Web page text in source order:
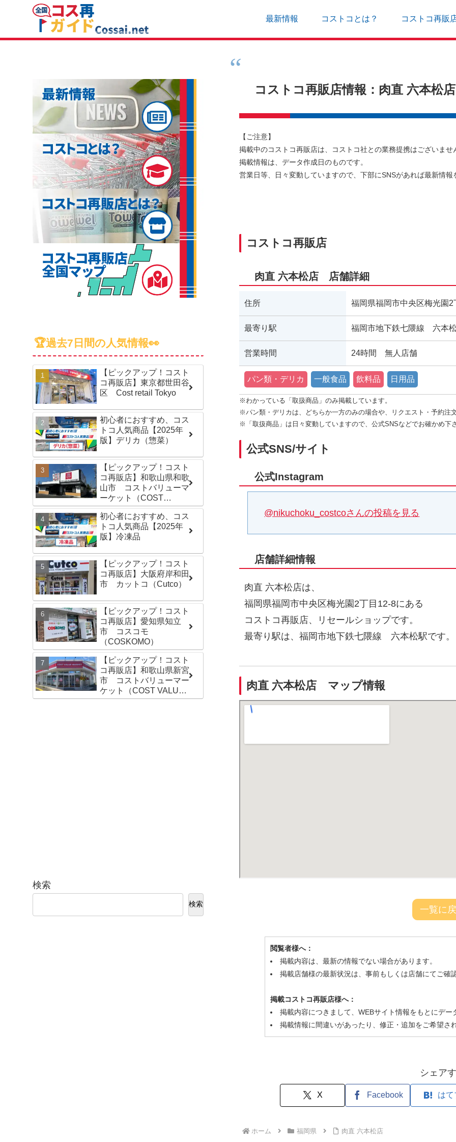
最新情報 コストコとは？ コストコ再販
コストコ再販店情報：肉直 六本松
【ご注意】
掲載中のコストコ再販店は、コストコ社との業務提携はございませ
掲載情報は、データ作成日のものです。
営業日等、日々変動していますので、下部にSNSがあれば最新情報
コストコ再販店
肉直 六本松店 店舗詳細
住所 福岡県福岡市中央区梅光園2
最寄り駅 福岡市地下鉄七隈線 六本
営業時間 24時間 無人店舗
パン類・デリカ 一般食品 飲料品 日用品
※わかっている「取扱商品」のみ掲載しています。
※パン類・デリカは、どちらか一方のみの場合や、リクエスト・予約注
※「取扱商品」は日々変動していますので、公式SNSなどでお確かめ下
公式SNS/サイト
公式Instagram
@nikuchoku_costcoさんの投稿を見る
店舗詳細情報
肉直 六本松店は、
福岡県福岡市中央区梅光園2丁目12-8にある
コストコ再販店、リセールショップです。
最寄り駅は、福岡市地下鉄七隈線 六本松駅です。
肉直 六本松店 マップ情報
一覧に
閲覧者様へ：
掲載内容は、最新の情報でない場合があります。
掲載店舗様の最新状況は、事前もしくは店舗にてご確
掲載コストコ再販店様へ：
掲載内容につきまして、WEBサイト情報をもとにデ
掲載情報に間違いがあったり、修正・追加をご希望さ
シェア
X Facebook はて
ホーム 福岡県 肉直 六本松店
🏆過去7日間の人気情報👀
【ピックアップ！コスト
コ再販店】東京都世田谷
区 Cost retail Tokyo
初心者におすすめ、コス
トコ人気商品【2025年
版】デリカ（惣菜）
【ピックアップ！コスト
コ再販店】和歌山県和歌
山市 コストバリューマ
ーケット（COST
VALUE MARKET）島崎
店
初心者におすすめ、コス
トコ人気商品【2025年
版】冷凍品
【ピックアップ！コスト
コ再販店】大阪府岸和田
市 カットコ（Cutco）
【ピックアップ！コスト
コ再販店】愛知県知立
市 コスコモ
（COSKOMO）
【ピックアップ！コスト
コ再販店】和歌山県新宮
市 コストバリューマー
ケット（COST VALUE
MARKET）新宮店
検索
検索